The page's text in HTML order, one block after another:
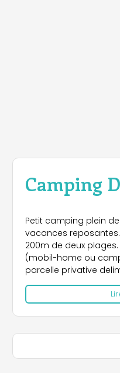
Camping
Petit camping plein
vacances reposantes.
200m de deux
(mobil-home ou
parcelle privative
chaise. Sanitaire
priviligé le calme, pas
chauffé.